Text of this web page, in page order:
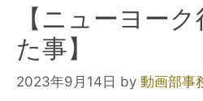
【ニューヨー
た事】
2023年9月14日 by 動画部事